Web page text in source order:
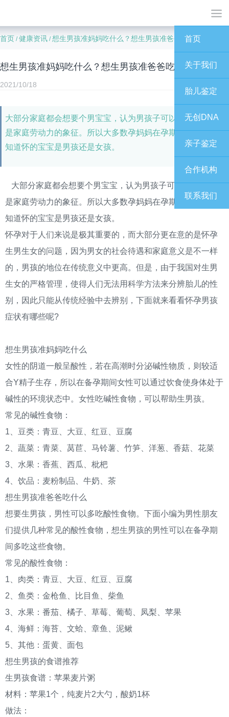
首页
关于我们
胎儿鉴定
无创DNA
亲子鉴定
合作机构
联系我们
首页 /健康资讯 /想生男孩准妈妈吃什么？想生男孩准爸爸吃什么？
想生男孩准妈妈吃什么？想生男孩准爸爸吃什么？
2021/10/18
大部分家庭都会想要个男宝宝，认为男孩子可以继承香火，
是家庭劳动力的象征。所以大多数孕妈妈在孕期间就急着想
知道怀的宝宝是男孩还是女孩。
大部分家庭都会想要个男宝宝，认为男孩子可以继承香火，
是家庭劳动力的象征。所以大多数孕妈妈在孕期间就急着想
知道怀的宝宝是男孩还是女孩。
怀孕对于人们来说是极其重要的，而大部分更在意的是怀孕
生男生女的问题，因为男女的社会待遇和家庭意义是不一样
的，男孩的地位在传统意义中更高。但是，由于我国对生男
生女的严格管理，使得人们无法用科学方法来分辨胎儿的性
别，因此只能从传统经验中去辨别，下面就来看看怀孕男孩
症状有哪些呢?
想生男孩准妈妈吃什么
女性的阴道一般呈酸性，若在高潮时分泌碱性物质，则较适
合Y精子生存，所以在备孕期间女性可以通过饮食使身体处于
碱性的环境状态中。女性吃碱性食物，可以帮助生男孩。
常见的碱性食物：
1、豆类：青豆、大豆、红豆、豆腐
2、蔬菜：青菜、莴苣、马铃薯、竹笋、洋葱、香菇、花菜
3、水果：香蕉、西瓜、枇杷
4、饮品：麦粉制品、牛奶、茶
想生男孩准爸爸吃什么
想要生男孩，男性可以多吃酸性食物。下面小编为男性朋友
们提供几种常见的酸性食物，想生男孩的男性可以在备孕期
间多吃这些食物。
常见的酸性食物：
1、肉类：青豆、大豆、红豆、豆腐
2、鱼类：金枪鱼、比目鱼、柴鱼
3、水果：番茄、橘子、草莓、葡萄、凤梨、苹果
4、海鲜：海苔、文蛤、章鱼、泥鳅
5、其他：蛋黄、面包
想生男孩的食谱推荐
生男孩食谱：苹果麦片粥
材料：苹果1个，纯麦片2大勺，酸奶1杯
做法：